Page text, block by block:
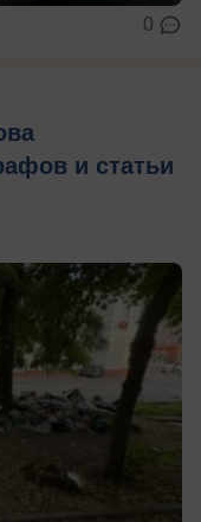
0
и статьи